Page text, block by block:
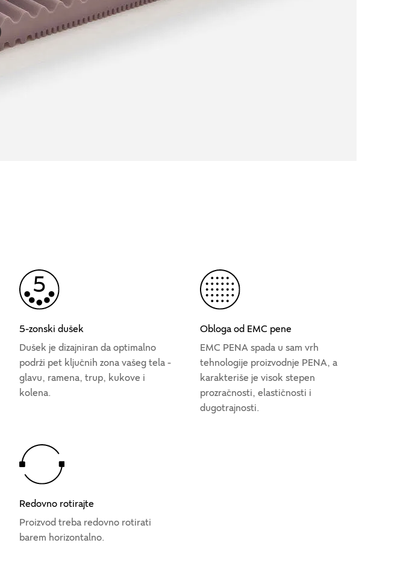
5-zonski dušek
Dušek je dizajniran da optimalno
podrži pet ključnih zona vašeg tela -
glavu, ramena, trup, kukove i
kolena.
Obloga od EMC pene
EMC PENA spada u sam vrh
tehnologije proizvodnje PENA, a
karakteriše je visok stepen
prozračnosti, elastičnosti i
dugotrajnosti.
Redovno rotirajte
Proizvod treba redovno rotirati
barem horizontalno.